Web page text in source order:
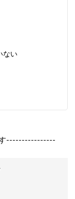
ない
----------------